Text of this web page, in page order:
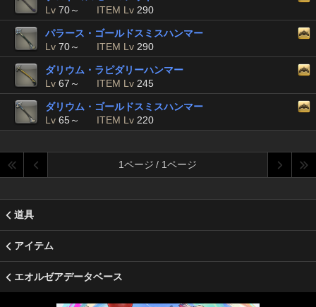
Lv 70～ ITEM Lv 290
パラース・ゴールドスミスハンマー
Lv 70～ ITEM Lv 290
ダリウム・ラピダリーハンマー
Lv 67～ ITEM Lv 245
ダリウム・ゴールドスミスハンマー
Lv 65～ ITEM Lv 220
1ページ / 1ページ
道具
アイテム
エオルゼアデータベース